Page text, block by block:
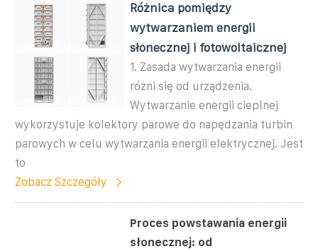
Różnica pomiędzy
wytwarzaniem energii
słonecznej i fotowoltaicznej
1. Zasada wytwarzania energii
różni się od urządzenia.
Wytwarzanie energii cieplnej
wykorzystuje kolektory parowe do napędzania turbin
parowych w celu wytwarzania energii elektrycznej. Jest
to
Zobacz Szczegóły
Proces powstawania energii
słonecznej: od